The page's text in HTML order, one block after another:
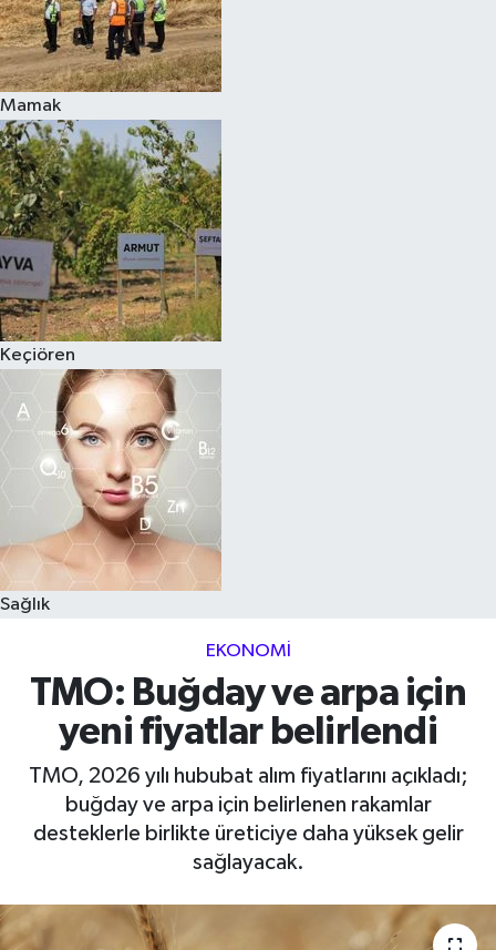
Mamak
Keçiören
Sağlık
EKONOMI
TMO: Buğday ve arpa için
yeni fiyatlar belirlendi
TMO, 2026 yılı hububat alım fiyatlarını açıkladı;
buğday ve arpa için belirlenen rakamlar
desteklerle birlikte üreticiye daha yüksek gelir
sağlayacak.